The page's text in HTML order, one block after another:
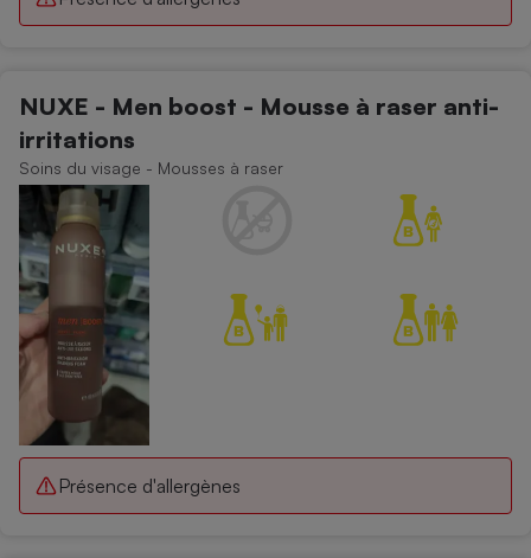
NUXE - Men boost - Mousse à raser anti-
irritations
Soins du visage - Mousses à raser
Présence d'allergènes